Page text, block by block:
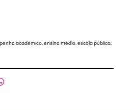
acadêmico, ensino médio, escola pública,